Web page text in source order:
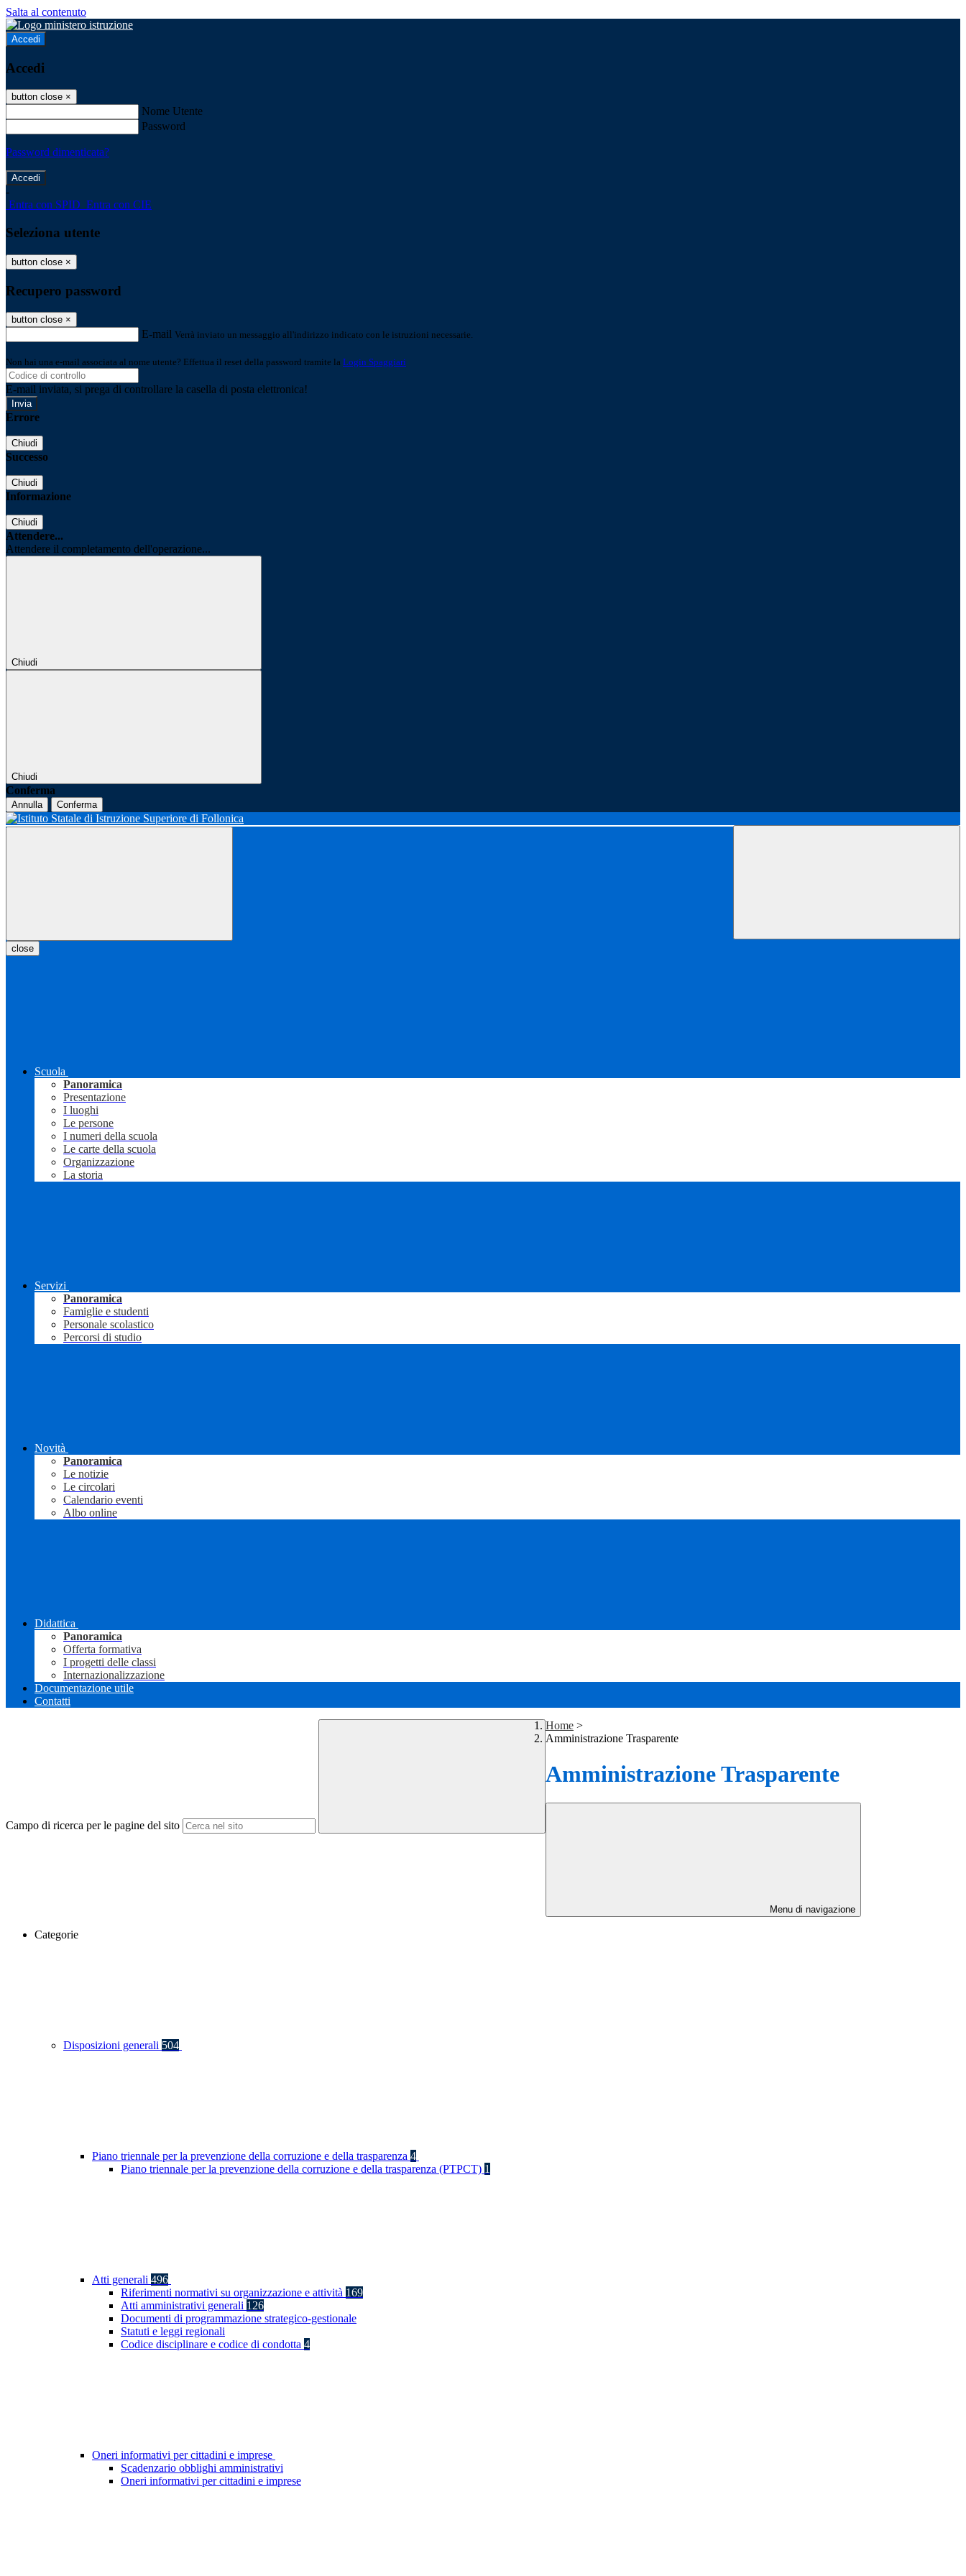
Salta al contenuto
Accedi
Accedi
button close ×
Nome Utente
Password
Password dimenticata?
-
Entra con SPID Entra con CIE
Seleziona utente
button close ×
Recupero password
button close ×
E-mail Verrà inviato un messaggio all'indirizzo indicato con le istruzioni necessarie.
Non hai una e-mail associata al nome utente? Effettua il reset della password tramite la Login Spaggiari
E-mail inviata, si prega di controllare la casella di posta elettronica!
Errore
Chiudi
Successo
Chiudi
Informazione
Chiudi
Attendere...
Attendere il completamento dell'operazione...
Chiudi
Chiudi
Conferma
Annulla Conferma
close
Scuola
Panoramica
Presentazione
I luoghi
Le persone
I numeri della scuola
Le carte della scuola
Organizzazione
La storia
Servizi
Panoramica
Famiglie e studenti
Personale scolastico
Percorsi di studio
Novità
Panoramica
Le notizie
Le circolari
Calendario eventi
Albo online
Didattica
Panoramica
Offerta formativa
I progetti delle classi
Internazionalizzazione
Documentazione utile
Contatti
Campo di ricerca per le pagine del sito
Home >
Amministrazione Trasparente
Amministrazione Trasparente
Menu di navigazione
Categorie
Disposizioni generali 504
Piano triennale per la prevenzione della corruzione e della trasparenza 4
Piano triennale per la prevenzione della corruzione e della trasparenza (PTPCT) 1
Atti generali 496
Riferimenti normativi su organizzazione e attività 169
Atti amministrativi generali 126
Documenti di programmazione strategico-gestionale
Statuti e leggi regionali
Codice disciplinare e codice di condotta 4
Oneri informativi per cittadini e imprese
Scadenzario obblighi amministrativi
Oneri informativi per cittadini e imprese